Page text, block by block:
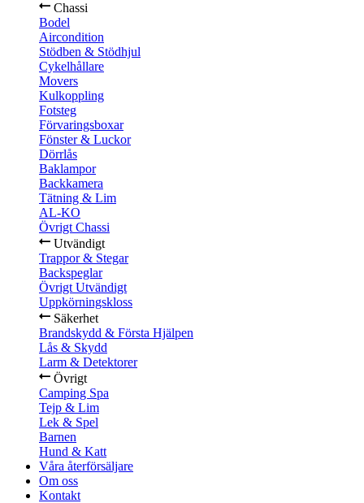
Chassi
Bodel
Aircondition
Stödben & Stödhjul
Cykelhållare
Movers
Kulkoppling
Fotsteg
Förvaringsboxar
Fönster & Luckor
Dörrlås
Baklampor
Backkamera
Tätning & Lim
AL-KO
Övrigt Chassi
Utvändigt
Trappor & Stegar
Backspeglar
Övrigt Utvändigt
Uppkörningskloss
Säkerhet
Brandskydd & Första Hjälpen
Lås & Skydd
Larm & Detektorer
Övrigt
Camping Spa
Tejp & Lim
Lek & Spel
Barnen
Hund & Katt
Våra återförsäljare
Om oss
Kontakt